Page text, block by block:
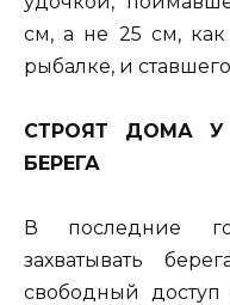
см, а не 25 см, как
рыбалке, и
СТРОЯТ ДОМА
БЕРЕГА
В последние
захватывать
свободный